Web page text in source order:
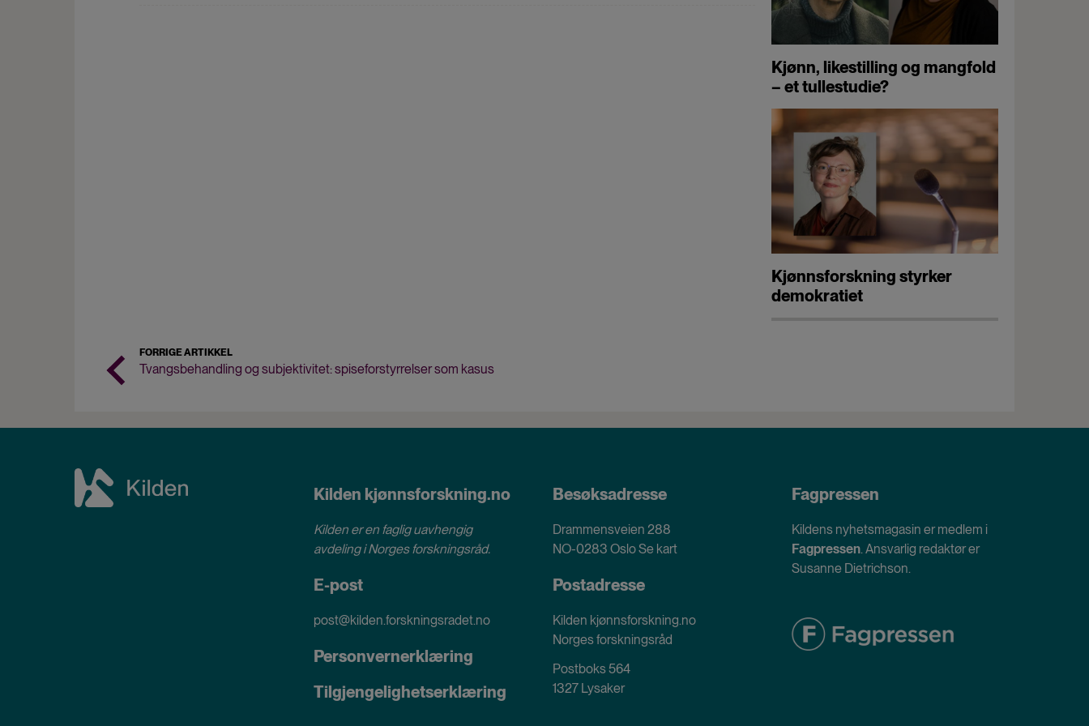
Kjønn, likestilling og mangfold
– et tullestudie?
Kjønnsforskning styrker
demokratiet
FORRIGE ARTIKKEL
Tvangsbehandling og subjektivitet: spiseforstyrrelser som kasus
Kilden kjønnsforskning.no
Kilden er en faglig uavhengig
avdeling iNorges forskningsråd.
E-post
post@kilden.forskningsradet.no
Personvernerklæring
Tilgjengelighetserklæring
Besøksadresse
Drammensveien 288
NO-0283 OsloSe kart
Postadresse
Kilden kjønnsforskning.no
Norges forskningsråd
Postboks 564
1327 Lysaker
Fagpressen
Kildens nyhetsmagasin er medlem i
Fagpressen. Ansvarlig redaktør er
Susanne Dietrichson.